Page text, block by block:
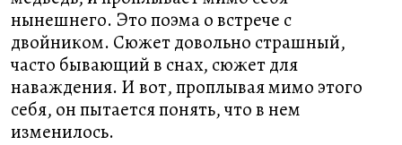
нынешнего. Это поэма о встрече с
двойником. Сюжет довольно страшный,
часто бывающий в снах, сюжет для
наваждения. И вот, проплывая мимо этого
себя, он пытается понять, что в нем
изменилось.